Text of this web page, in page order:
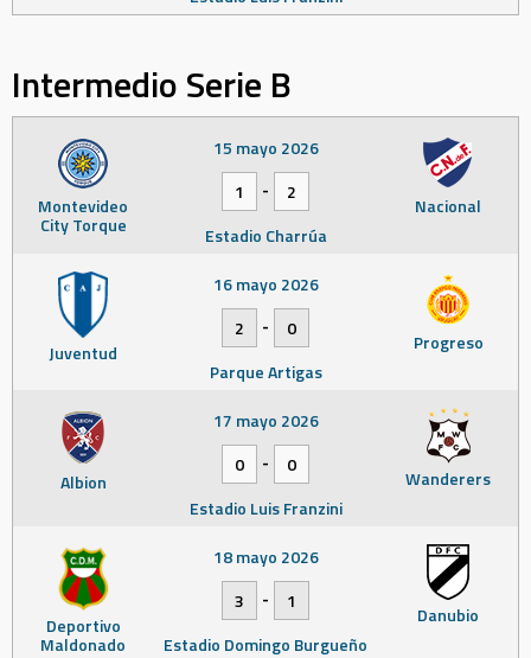
Intermedio Serie B
Montevideo
City Torque
Nacional
15 mayo 2026
1
-
2
Estadio Charrúa
Juventud Progreso
16 mayo 2026
2
-
0
Parque Artigas
Albion Wanderers
17 mayo 2026
0
-
0
Estadio Luis Franzini
Deportivo
Maldonado
Danubio
18 mayo 2026
3
-
1
Estadio Domingo Burgueño